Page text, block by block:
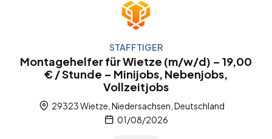
STAFFTIGER
Montagehelfer für Wietze (m/w/d) – 19,00
€ / Stunde – Minijobs, Nebenjobs,
Vollzeitjobs
29323 Wietze, Niedersachsen, Deutschland
01/08/2026